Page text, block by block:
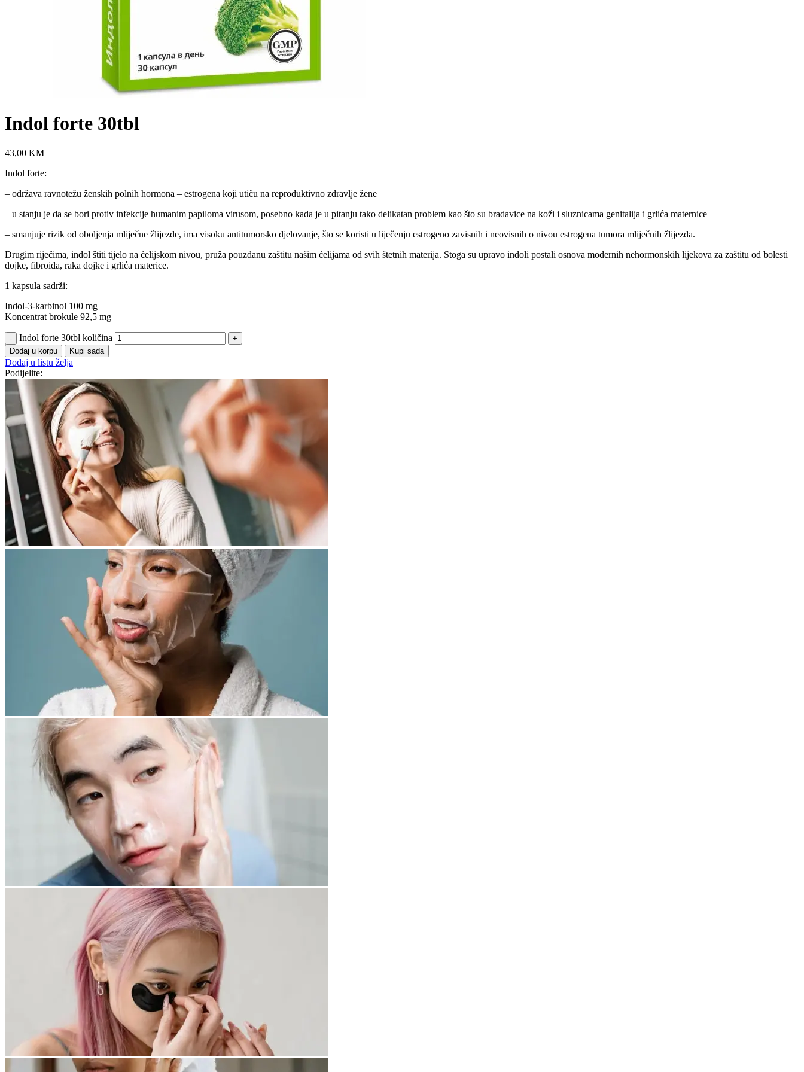
Indol forte 30tbl
43,00 KM
Indol forte:
– održava ravnotežu ženskih polnih hormona – estrogena koji utiču na reproduktivno zdravlje žene
– u stanju je da se bori protiv infekcije humanim papiloma virusom, posebno kada je u pitanju tako delikatan problem kao što su bradavice na koži i sluznicama genitalija i grlića maternice
– smanjuje rizik od oboljenja mliječne žlijezde, ima visoku antitumorsko djelovanje, što se koristi u liječenju estrogeno zavisnih i neovisnih o nivou estrogena tumora mliječnih žlijezda.
Drugim riječima, indol štiti tijelo na ćelijskom nivou, pruža pouzdanu zaštitu našim ćelijama od svih štetnih materija. Stoga su upravo indoli postali osnova modernih nehormonskih lijekova za zaštitu od bolesti
dojke, fibroida, raka dojke i grlića materice.
1 kapsula sadrži:
Indol-3-karbinol 100 mg
Koncentrat brokule 92,5 mg
Indol forte 30tbl količina
Dodaj u korpu Kupi sada
Dodaj u listu želja
Podijelite: